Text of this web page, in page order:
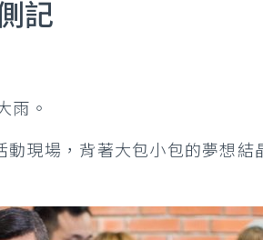
記
雨。
現場，背著大包小包的夢想結